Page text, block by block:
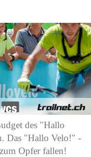
des "Hallo
Das "Hallo Velo!" -
Opfer fallen!